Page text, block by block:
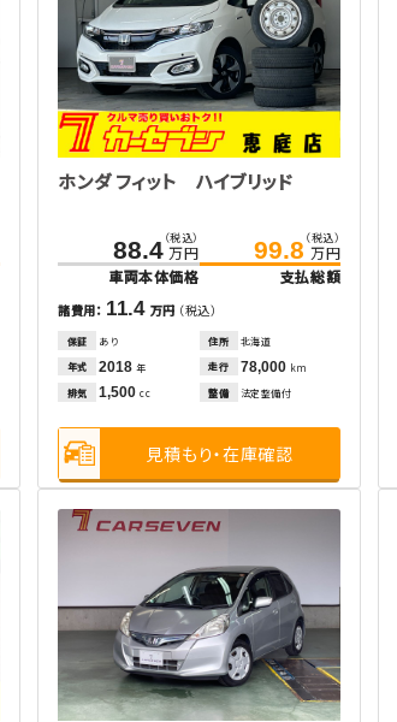
ホンダ フィット ハイブリッド
88.4（税込）
万円
車両本体価格
99.8 （税込）
万円
支払総額
諸費用： 11.4 万円 （税込）
保証 あり 住所
北海道
年式
2018年 走行 78,000 km
排気
1,500cc 整備 法定整備付
見積もり・在庫確認